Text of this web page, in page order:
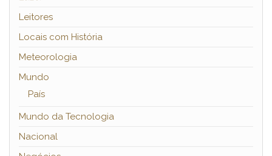
Leitores
Locais com História
Meteorologia
Mundo
País
Mundo da Tecnologia
Nacional